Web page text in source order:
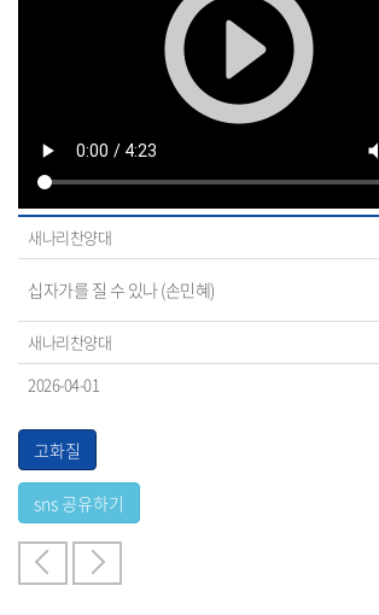
새나리찬양대
십자가를 질 수 있나 (손민혜)
새나리찬양대
2026-04-01